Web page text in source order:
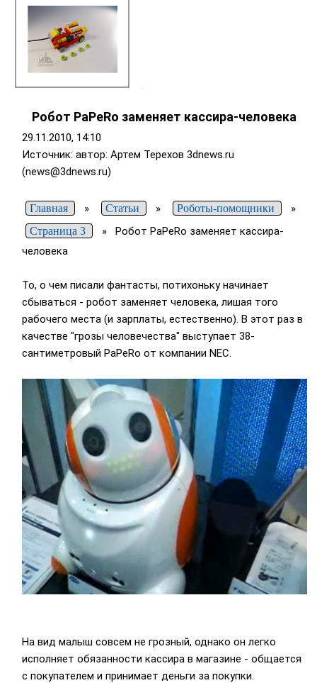
Робот PaPeRo заменяет кассира-человека
29.11.2010, 14:10
Источник: автор: Артем Терехов 3dnews.ru
(news@3dnews.ru)
Главная » Статьи » Роботы-помощники »
Страница 3 » Робот PaPeRo заменяет кассира-
человека
То, о чем писали фантасты, потихоньку начинает
сбываться - робот заменяет человека, лишая того
рабочего места (и зарплаты, естественно). В этот раз в
качестве "грозы человечества" выступает 38-
сантиметровый PaPeRo от компании NEC.
На вид малыш совсем не грозный, однако он легко
исполняет обязанности кассира в магазине - общается
с покупателем и принимает деньги за покупки.